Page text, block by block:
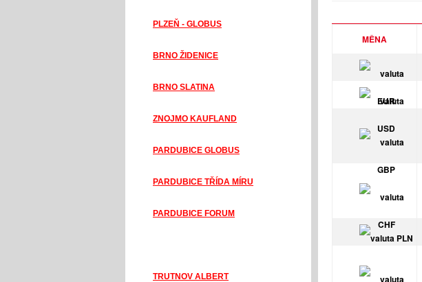
PLZEŇ - GLOBUS
BRNO ŽIDENICE
BRNO SLATINA
ZNOJMO KAUFLAND
PARDUBICE GLOBUS
PARDUBICE TŘÍDA MÍRU
PARDUBICE FORUM
TRUTNOV ALBERT
MĚNA